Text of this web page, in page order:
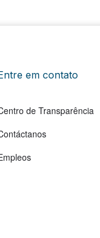
em contato
de Transparência